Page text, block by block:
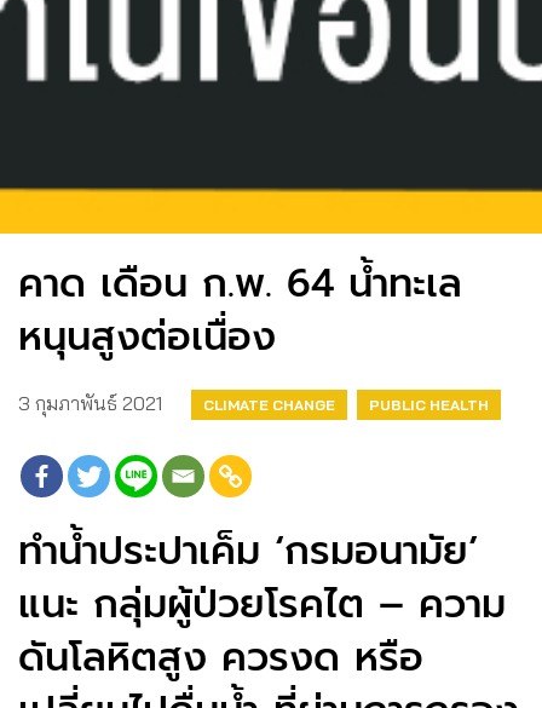
คาด เดือน ก.พ. 64 น้ำทะเล
หนุนสูงต่อเนื่อง
3 กุมภาพันธ์ 2021 CLIMATE CHANGE PUBLIC HEALTH
ทำน้ำประปาเค็ม ‘กรมอนามัย’
แนะ กลุ่มผู้ป่วยโรคไต – ความ
ดันโลหิตสูง ควรงด หรือ